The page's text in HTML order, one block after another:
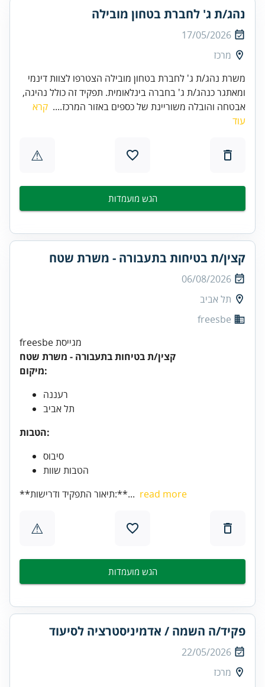
נהג/ת ג' לחברת בטחון מובילה
17/05/2026
מרכז
משרת נהג/ת ג' לחברת בטחון מובילה הצטרפו לצוות דינמי
ומאתגר כנהג/ת ג' בחברה בינלאומית. תפקיד זה כולל נהיגה,
אבטחה והובלה משוריינת של כספים באזור המרכז.... קרא
עוד
⚠
הגש מועמדות
קצין/ת בטיחות בתעבורה - משרת שטח
06/08/2026
תל אביב
freesbe
freesbe מגייסת
קצין/ת בטיחות בתעבורה - משרת שטח
מיקום:
רעננה
תל אביב
הטבות:
סיבוס
הטבות שוות
**תיאור התפקיד ודרישות:**... read more
⚠
הגש מועמדות
פקיד/ה השמה / אדמיניסטרציה לסיעוד
22/05/2026
מרכז